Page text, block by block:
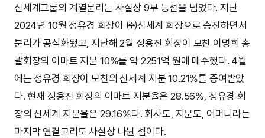
신세계그룹의 계열분리는 사실상 9부 능선을 넘었다. 지난
2024년 10월 정유경 회장이 ㈜신세계 회장으로 승진하면서
분리가 공식화됐고, 지난해 2월 정용진 회장이 모친 이명희 총
괄회장의 이마트 지분 10%를 약 2251억 원에 매수했다. 4월
에는 정유경 회장이 모친의 신세계 지분 10.21%를 증여받았
다. 현재 정용진 회장의 이마트 지분율은 28.56%, 정유경 회
장의 신세계 지분율은 29.16%다. 회사도, 지분도, 어머니라는
마지막 연결고리도 사실상 나뉜 셈이다.